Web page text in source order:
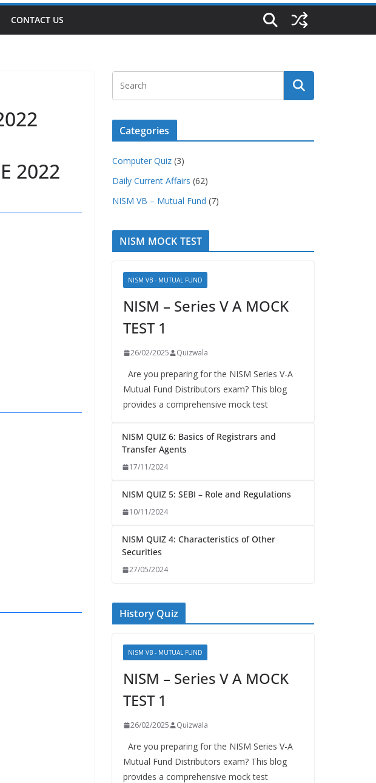
CONTACT US
2022
Categories
Computer Quiz (3)
Daily Current Affairs (62)
NISM VB – Mutual Fund (7)
NISM MOCK TEST
NISM VB - MUTUAL FUND
NISM – Series V A MOCK
TEST 1
26/02/2025 Quizwala
Are you preparing for the NISM Series V-A
Mutual Fund Distributors exam? This blog
provides a comprehensive mock test
NISM QUIZ 6: Basics of Registrars and
Transfer Agents
17/11/2024
NISM QUIZ 5: SEBI – Role and Regulations
10/11/2024
NISM QUIZ 4: Characteristics of Other
Securities
27/05/2024
History Quiz
NISM VB - MUTUAL FUND
NISM – Series V A MOCK
TEST 1
26/02/2025 Quizwala
Are you preparing for the NISM Series V-A
Mutual Fund Distributors exam? This blog
provides a comprehensive mock test